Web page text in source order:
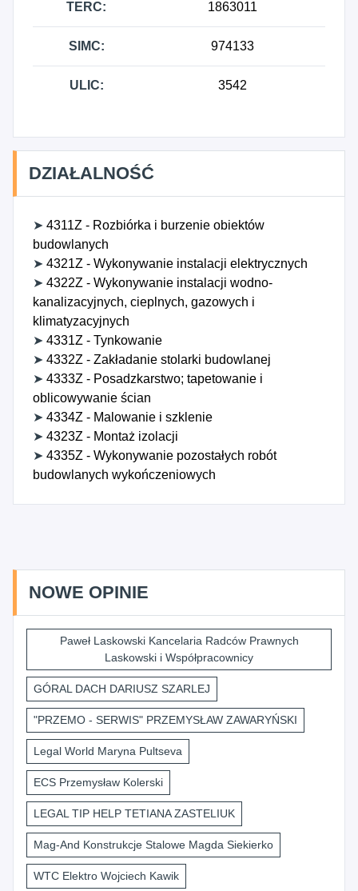
TERC: 1863011
SIMC: 974133
ULIC: 3542
DZIAŁALNOŚĆ
➤ 4311Z - Rozbiórka i burzenie obiektów
budowlanych
➤ 4321Z - Wykonywanie instalacji elektrycznych
➤ 4322Z - Wykonywanie instalacji wodno-
kanalizacyjnych, cieplnych, gazowych i
klimatyzacyjnych
➤ 4331Z - Tynkowanie
➤ 4332Z - Zakładanie stolarki budowlanej
➤ 4333Z - Posadzkarstwo; tapetowanie i
oblicowywanie ścian
➤ 4334Z - Malowanie i szklenie
➤ 4323Z - Montaż izolacji
➤ 4335Z - Wykonywanie pozostałych robót
budowlanych wykończeniowych
NOWE OPINIE
Paweł Laskowski Kancelaria Radców Prawnych
Laskowski i Współpracownicy
GÓRAL DACH DARIUSZ SZARLEJ
"PRZEMO - SERWIS" PRZEMYSŁAW ZAWARYŃSKI
Legal World Maryna Pultseva
ECS Przemysław Kolerski
LEGAL TIP HELP TETIANA ZASTELIUK
Mag-And Konstrukcje Stalowe Magda Siekierko
WTC Elektro Wojciech Kawik